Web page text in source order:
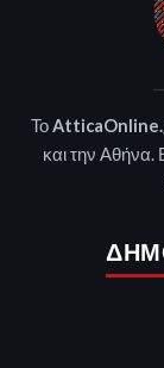
Το
και την Αθήνα.